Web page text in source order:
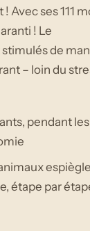
Avec ses 111
! Le
de
– loin du
pendant
étape par